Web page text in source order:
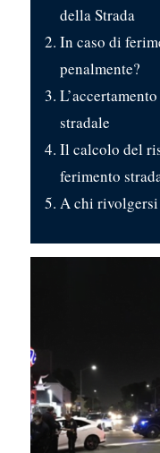
della Strada
In caso di
penalmente?
stradale
Il calcolo del
ferimento
A chi rivolgersi